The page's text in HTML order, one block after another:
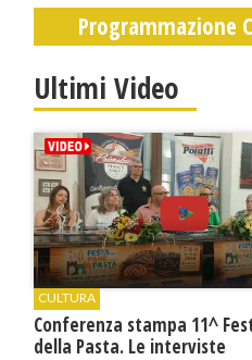
Programmazione
Ultimi Video
CULTURA
Conferenza stampa 11^
della Pasta. Le interviste